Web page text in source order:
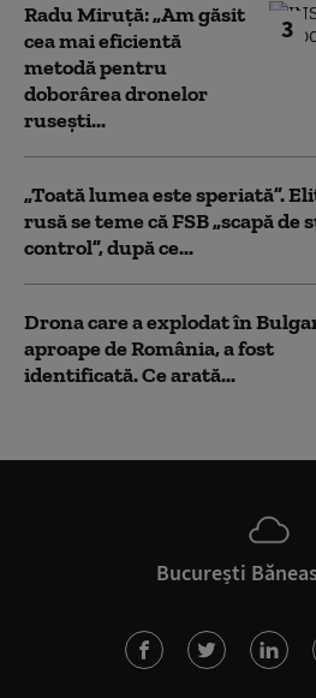
3
Radu Miruță: „Am găsit
cea mai eficientă
metodă pentru
doborârea dronelor
rusești...
„Toată lumea este speriată”.
rusă se teme că FSB „scapă de
control”, după ce...
Drona care a explodat în
aproape de România, a fost
identificată. Ce arată...
București